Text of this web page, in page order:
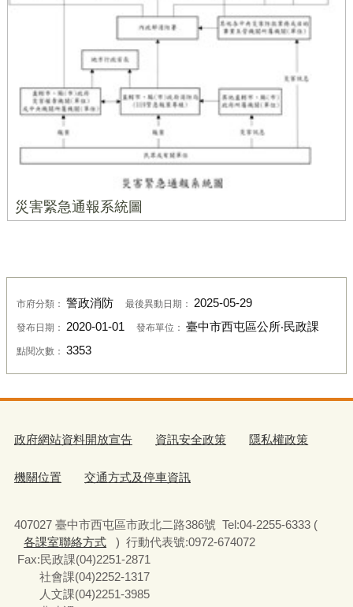
災害緊急通報系統圖
市府分類： 警政消防 最後異動日期： 2025-05-29
發布日期： 2020-01-01 發布單位： 臺中市西屯區公所‧民政課
點閱次數： 3353
政府網站資料開放宣告 資訊安全政策 隱私權政策
機關位置 交通方式及停車資訊
407027 臺中市西屯區市政北二路386號 Tel:04-2255-6333 (
各課室聯絡方式
) 行動代表號:0972-674072
Fax:民政課(04)2251-2871
社會課(04)2252-1317
人文課(04)2251-3985